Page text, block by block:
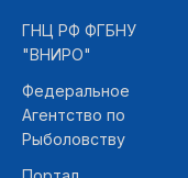
ГНЦ РФ ФГБНУ
"ВНИРО"
Федеральное
Агентство по
Рыболовству